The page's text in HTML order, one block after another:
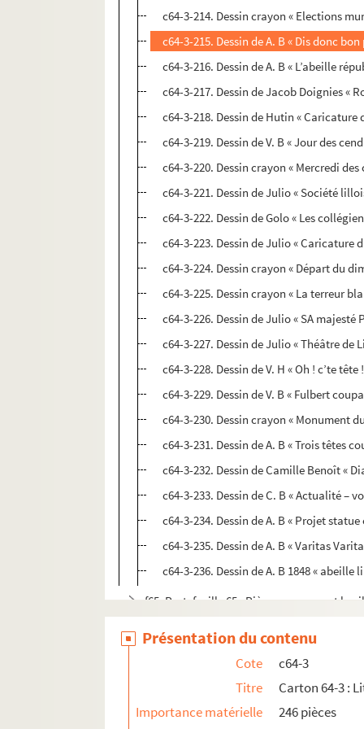
c64-3-214. Dessin crayon « Elections
c64-3-215. Dessin de A. B « Dis donc
c64-3-216. Dessin de A. B « L’abeille
c64-3-217. Dessin de Jacob Doignies «
c64-3-218. Dessin de Hutin « Caricature
c64-3-219. Dessin de V. B « Jour des
c64-3-220. Dessin crayon « Mercredi des
c64-3-221. Dessin de Julio « Société
c64-3-222. Dessin de Golo « Les
c64-3-223. Dessin de Julio « Caricature
c64-3-224. Dessin crayon « Départ du
c64-3-225. Dessin crayon « La terreur
c64-3-226. Dessin de Julio « SA majesté
c64-3-227. Dessin de Julio « Théâtre de
c64-3-228. Dessin de V. H « Oh ! c’te tête
c64-3-229. Dessin de V. B « Fulbert
c64-3-230. Dessin crayon « Monument
c64-3-231. Dessin de A. B « Trois têtes
c64-3-232. Dessin de Camille Benoît «
c64-3-233. Dessin de C. B « Actualité –
c64-3-234. Dessin de A. B « Projet
c64-3-235. Dessin de A. B « Varitas
c64-3-236. Dessin de A. B 1848 «
pf65. Portefeuille 65 : Pièces concernant la
Présentation du contenu
Cote
c64-3
Titre
Carton 64-3 :
Importance matérielle
246 pièces